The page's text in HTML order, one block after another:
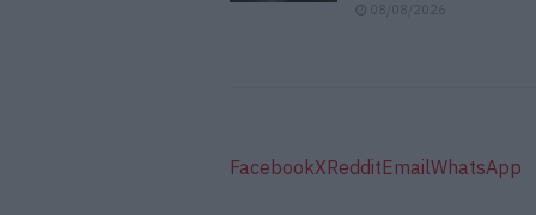
FacebookXRedditEmailWhatsApp